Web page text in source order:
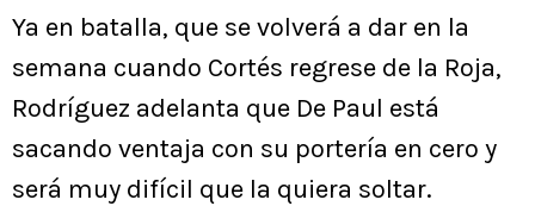
Ya en batalla, que se volverá a dar en la
semana cuando Cortés regrese de la Roja,
Rodríguez adelanta que De Paul está
sacando ventaja con su portería en cero y
será muy difícil que la quiera soltar.